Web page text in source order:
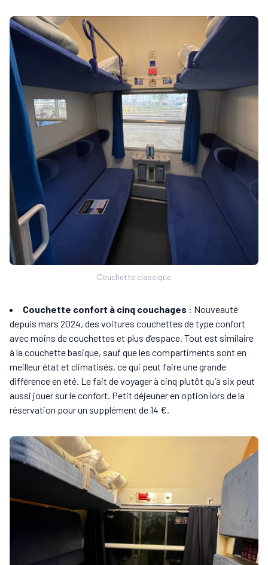
Couchette classique
Couchette confort à cinq couchages : Nouveauté
depuis mars 2024, des voitures couchettes de type confort
avec moins de couchettes et plus d’espace. Tout est similaire
à la couchette basique, sauf que les compartiments sont en
meilleur état et climatisés, ce qui peut faire une grande
différence en été. Le fait de voyager à cinq plutôt qu’à six peut
aussi jouer sur le confort. Petit déjeuner en option lors de la
réservation pour un supplément de 14 €.